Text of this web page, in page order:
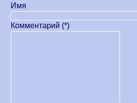
Имя
Комментарий (*)